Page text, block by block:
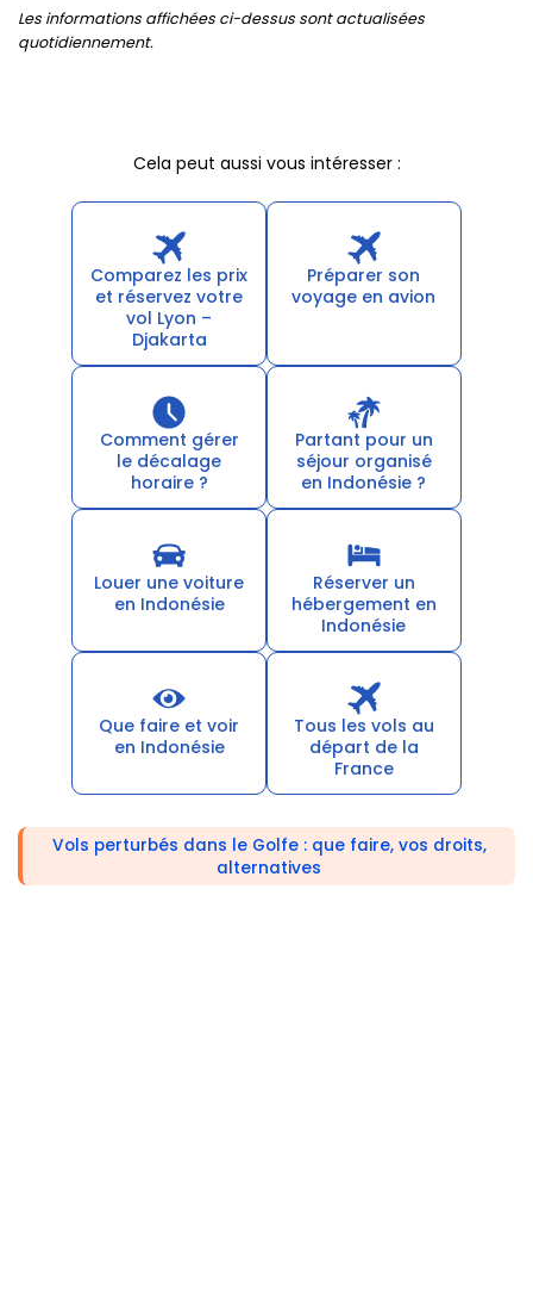
Les informations affichées ci-dessus sont actualisées
quotidiennement.
Cela peut aussi vous intéresser :
Comparez les prix
et réservez votre
vol Lyon –
Djakarta
Préparer son
voyage en avion
Comment gérer
le décalage
horaire ?
Partant pour un
séjour organisé
en Indonésie ?
Louer une voiture
en Indonésie
Réserver un
hébergement en
Indonésie
Que faire et voir
en Indonésie
Tous les vols au
départ de la
France
Vols perturbés dans le Golfe : que faire, vos droits,
alternatives